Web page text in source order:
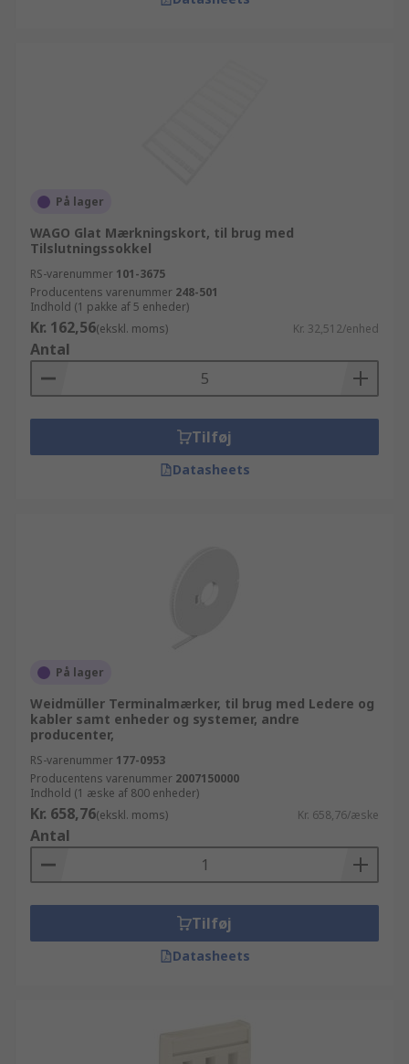
På lager
WAGO Glat Mærkningskort, til brug med
Tilslutningssokkel
RS-varenummer 101-3675
Producentens varenummer 248-501
Indhold (1 pakke af 5 enheder)
Kr. 162,56(ekskl. moms) Kr. 32,512/enhed
Antal
Tilføj
Datasheets
På lager
Weidmüller Terminalmærker, til brug med Ledere og
kabler samt enheder og systemer, andre
producenter,
RS-varenummer 177-0953
Producentens varenummer 2007150000
Indhold (1 æske af 800 enheder)
Kr. 658,76(ekskl. moms) Kr. 658,76/æske
Antal
Tilføj
Datasheets